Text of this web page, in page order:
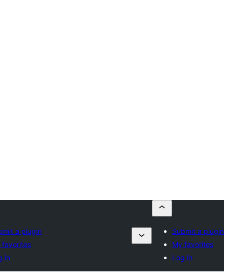
a plugin
favorites
in
Submit a plugin
My favorites
Log in